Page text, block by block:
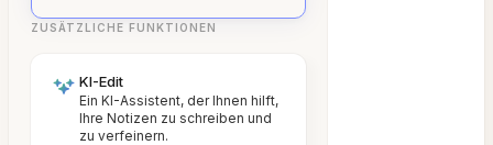
ZUSÄTZLICHE FUNKTIONEN
KI-Edit
Ein KI-Assistent, der Ihnen hilft,
Ihre Notizen zu schreiben und
zu verfeinern.